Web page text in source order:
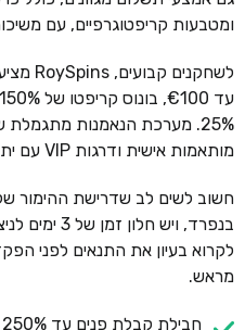
ומטבעות קריפטוגרפיים, עם
25%. מערכת הנאמנות
מותאמות אישית ודרגות VIP עם יתרונות משופרים.
בנפרד, ויש
לקרוא בעיון את התנאים לפני
מראש.